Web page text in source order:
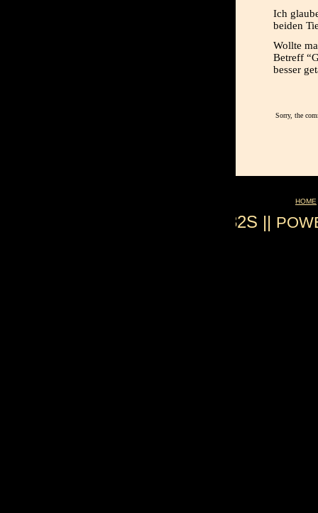
Ich
beiden
Wollte
Betreff
besser
Sorry, the
HOME
0.032S ||